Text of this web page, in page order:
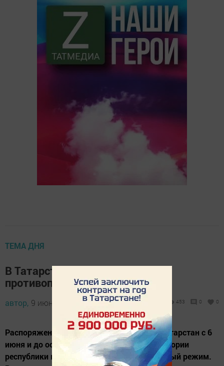
ТЕМА ДНЯ
В Татарстане введен особый
противопожарный режим
автор, 9 июня 2014 - 05:15 453 0 0
Распоряжением Президента Республики Татарстан с 6
июня и до особого распоряжения на территории
республики введен особый противопожарный режим.